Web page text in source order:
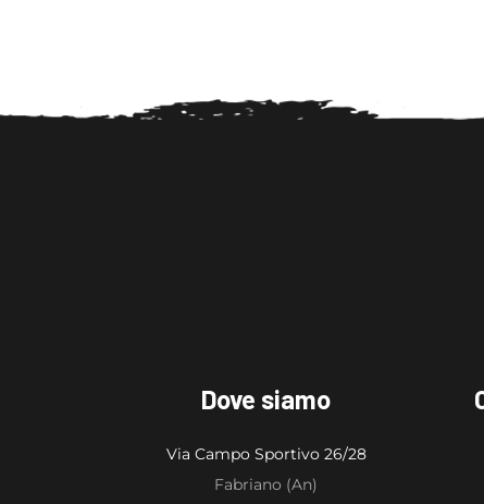
Dove siamo
Via Campo Sportivo 26/28
Fabriano (An)